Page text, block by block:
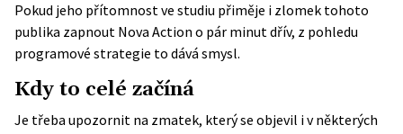
Pokud jeho přítomnost ve studiu přiměje i zlomek tohoto
publika zapnout Nova Action o pár minut dřív, z pohledu
programové strategie to dává smysl.
Kdy to celé začíná
Je třeba upozornit na zmatek, který se objevil i v některých